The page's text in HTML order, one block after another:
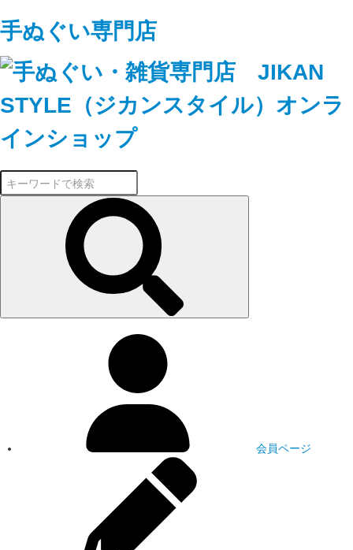
手ぬぐい専門店
会員ページ